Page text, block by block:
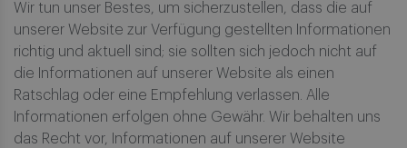
Wir tun unser Bestes, um sicherzustellen, dass die auf
unserer Website zur Verfügung gestellten Informationen
richtig und aktuell sind; sie sollten sich jedoch nicht auf
die Informationen auf unserer Website als einen
Ratschlag oder eine Empfehlung verlassen. Alle
Informationen erfolgen ohne Gewähr. Wir behalten uns
das Recht vor, Informationen auf unserer Website